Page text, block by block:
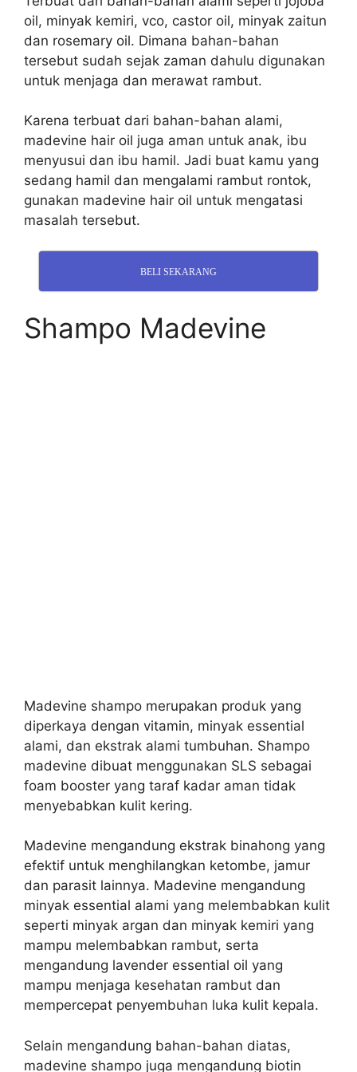
oil, minyak kemiri, vco, castor oil, minyak zaitun
dan rosemary oil. Dimana bahan-bahan
tersebut sudah sejak zaman dahulu digunakan
untuk menjaga dan merawat rambut.
Karena terbuat dari bahan-bahan alami,
madevine hair oil juga aman untuk anak, ibu
menyusui dan ibu hamil. Jadi buat kamu yang
sedang hamil dan mengalami rambut rontok,
gunakan madevine hair oil untuk mengatasi
masalah tersebut.
BELI SEKARANG
Shampo Madevine
Madevine shampo merupakan produk yang
diperkaya dengan vitamin, minyak essential
alami, dan ekstrak alami tumbuhan. Shampo
madevine dibuat menggunakan SLS sebagai
foam booster yang taraf kadar aman tidak
menyebabkan kulit kering.
Madevine mengandung ekstrak binahong yang
efektif untuk menghilangkan ketombe, jamur
dan parasit lainnya. Madevine mengandung
minyak essential alami yang melembabkan kulit
seperti minyak argan dan minyak kemiri yang
mampu melembabkan rambut, serta
mengandung lavender essential oil yang
mampu menjaga kesehatan rambut dan
mempercepat penyembuhan luka kulit kepala.
Selain mengandung bahan-bahan diatas,
madevine shampo juga mengandung biotin